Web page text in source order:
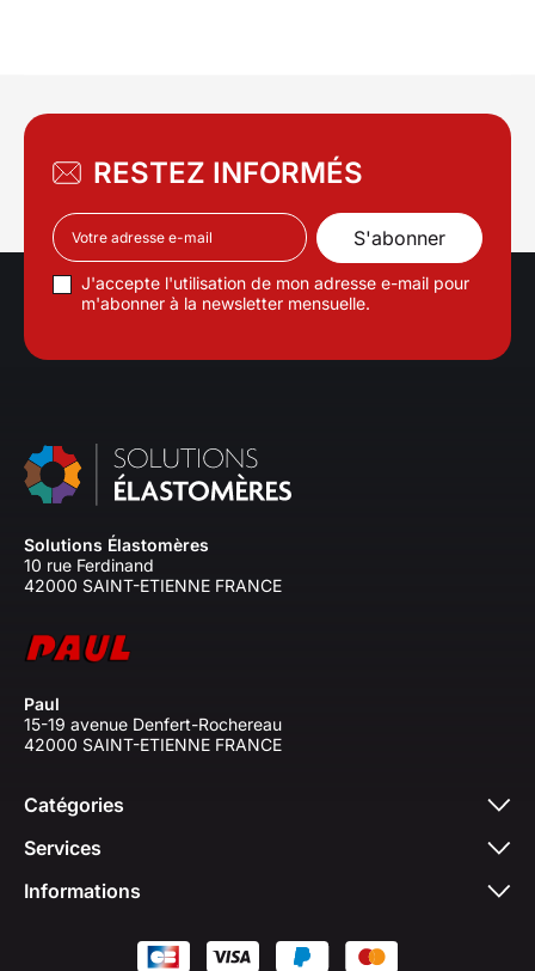
RESTEZ INFORMÉS
J'accepte l'utilisation de mon adresse e-mail pour
m'abonner à la newsletter mensuelle.
Solutions Élastomères
10 rue Ferdinand
42000 SAINT-ETIENNE FRANCE
Paul
15-19 avenue Denfert-Rochereau
42000 SAINT-ETIENNE FRANCE
Catégories
Services
Informations